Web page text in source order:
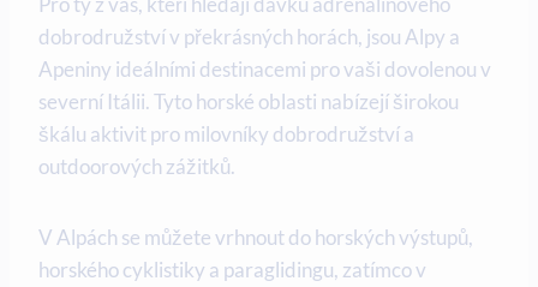
dobrodružství v překrásných horách, jsou Alpy a
Apeniny ideálními destinacemi pro vaši dovolenou v
severní Itálii. Tyto horské oblasti nabízejí širokou
škálu aktivit pro milovníky dobrodružství a
outdoorových zážitků.
V Alpách se můžete vrhnout do horských výstupů,
horského cyklistiky a paraglidingu, zatímco v